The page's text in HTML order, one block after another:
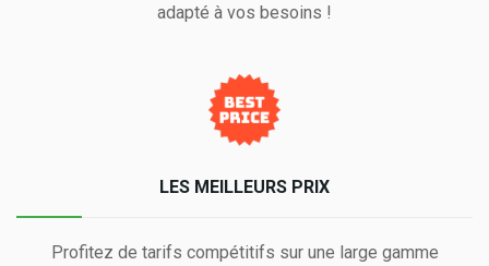
adapté à vos besoins !
LES MEILLEURS PRIX
Profitez de tarifs compétitifs sur une large gamme